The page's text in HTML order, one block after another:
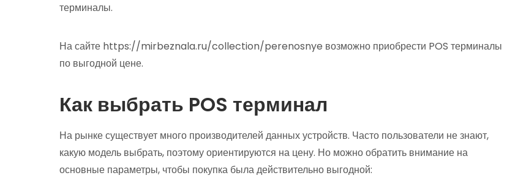
терминалы.
На сайте https://mirbeznala.ru/collection/perenosnye возможно приобрести POS терминалы
по выгодной цене.
Как выбрать POS терминал
На рынке существует много производителей данных устройств. Часто пользователи не знают,
какую модель выбрать, поэтому ориентируются на цену. Но можно обратить внимание на
основные параметры, чтобы покупка была действительно выгодной: